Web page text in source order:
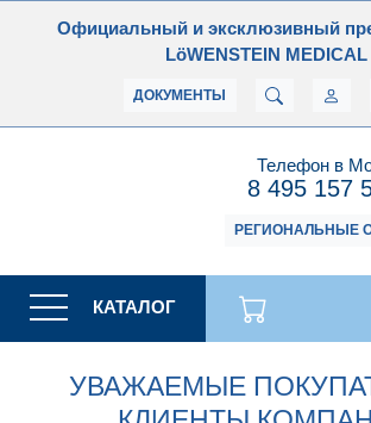
Официальный и эксклюзивный
LöWENSTEIN MEDICAL
ДОКУМЕНТЫ
Телефон в
8 495 157
РЕГИОНАЛЬНЫЕ
КАТАЛОГ
УВАЖАЕМЫЕ